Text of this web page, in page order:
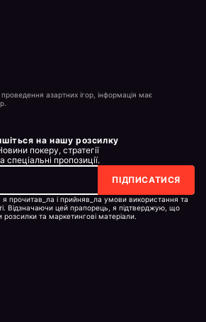
азартних ігор, інформація має
на нашу розсилку
покеру, стратегії
спеціальні пропозиції.
ПІДПИСАТИСЯ
я прочитав_ла і прийняв_ла умови використання та
Відзначаючи цей прапорець, я підтверджую, що
та маркетингові матеріали.